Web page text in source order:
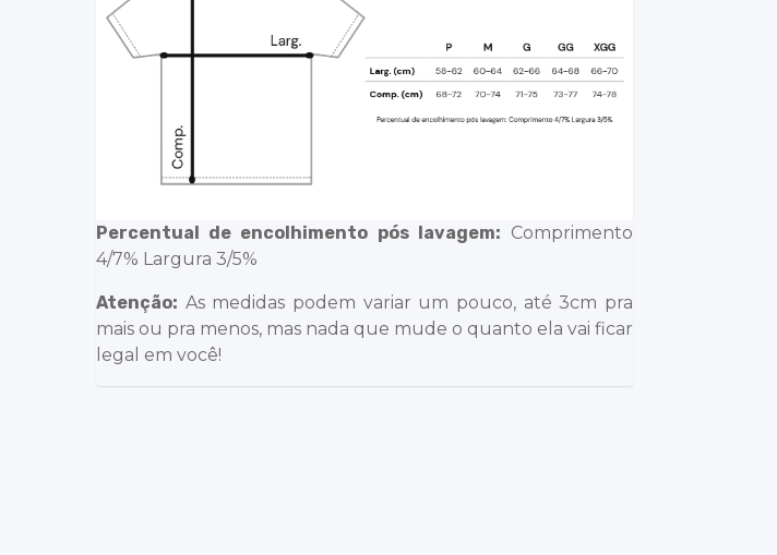
Percentual de encolhimento pós lavagem: Comprimento
4/7% Largura 3/5%
Atenção: As medidas podem variar um pouco, até 3cm pra
mais ou pra menos, mas nada que mude o quanto ela vai ficar
legal em você!